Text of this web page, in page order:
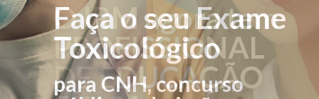
Faça o seu Exame
Toxicológico
para CNH, concurso
O IRM agora tem
PROFISSIONAL
DE EDUCAÇÃO